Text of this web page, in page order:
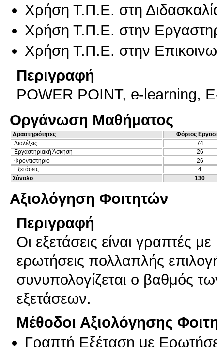
Χρήση Τ.Π.Ε. στη
Χρήση Τ.Π.Ε. στην
Χρήση Τ.Π.Ε. στην
Περιγραφή
POWER POINT, e-learning,
Οργάνωση Μαθήματος
Δραστηριότητες
Φόρτος
Διαλέξεις
74
Εργαστηριακή Άσκηση
26
Φροντιστήριο
26
Εξετάσεις
4
Σύνολο
130
Αξιολόγηση Φοιτητών
Περιγραφή
Οι εξετάσεις είναι γραπτές
ερωτήσεις πολλαπλής
συνυπολογίζεται ο βαθμός
εξετάσεων.
Μέθοδοι Αξιολόγησης
Γραπτή Εξέταση με